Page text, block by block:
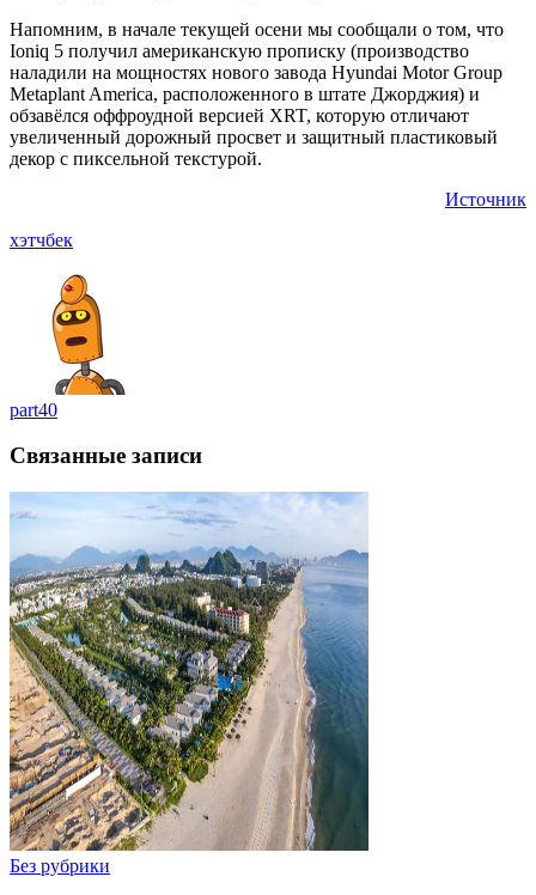
Напомним, в начале текущей осени мы сообщали о том, что
Ioniq 5 получил американскую прописку (производство
наладили на мощностях нового завода Hyundai Motor Group
Metaplant America, расположенного в штате Джорджия) и
обзавёлся оффроудной версией XRT, которую отличают
увеличенный дорожный просвет и защитный пластиковый
декор с пиксельной текстурой.
Источник
хэтчбек
part40
Связанные записи
Без рубрики